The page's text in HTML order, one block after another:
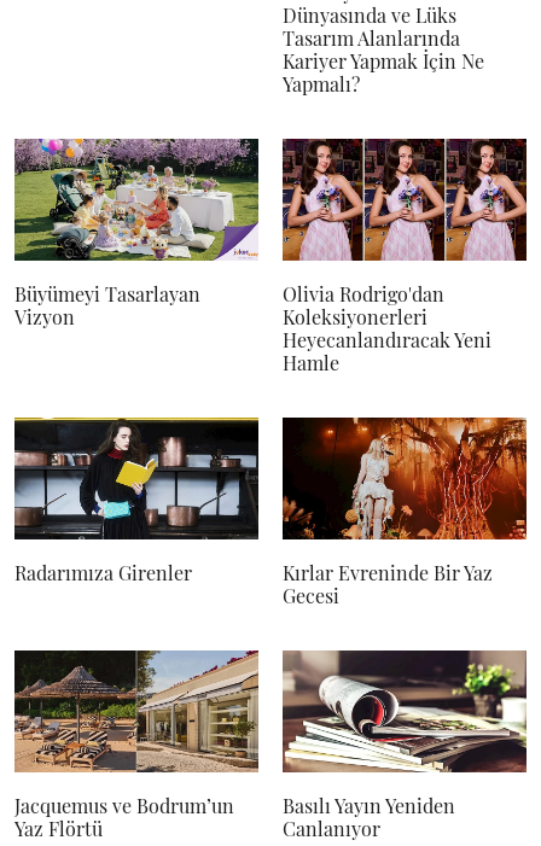
Dünyasında ve Lüks
Tasarım Alanlarında
Kariyer Yapmak İçin Ne
Yapmalı?
Büyümeyi Tasarlayan
Vizyon
Olivia Rodrigo'dan
Koleksiyonerleri
Heyecanlandıracak Yeni
Hamle
Radarımıza Girenler
Kırlar Evreninde Bir Yaz
Gecesi
Jacquemus ve Bodrum’un
Yaz Flörtü
Basılı Yayın Yeniden
Canlanıyor